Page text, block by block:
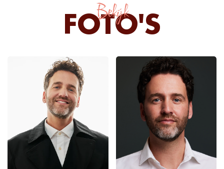
Bekijk
FOTO'S